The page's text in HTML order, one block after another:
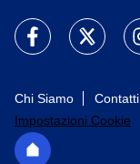
Chi Siamo Contatti
Impostazioni Cookie